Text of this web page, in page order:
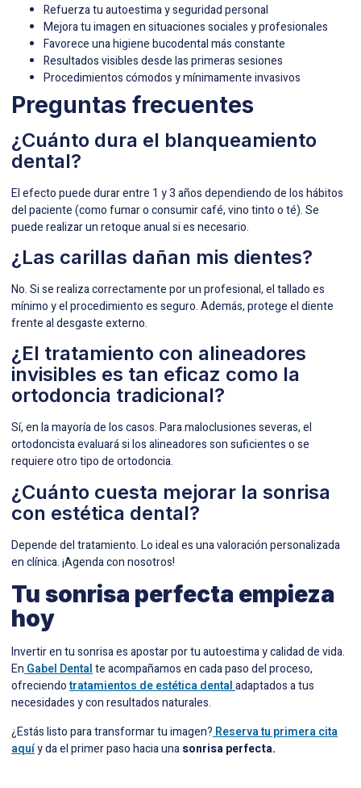
Refuerza tu autoestima y seguridad personal
Mejora tu imagen en situaciones sociales y profesionales
Favorece una higiene bucodental más constante
Resultados visibles desde las primeras sesiones
Procedimientos cómodos y mínimamente invasivos
Preguntas frecuentes
¿Cuánto dura el blanqueamiento
dental?
El efecto puede durar entre 1 y 3 años dependiendo de los hábitos
del paciente (como fumar o consumir café, vino tinto o té). Se
puede realizar un retoque anual si es necesario.
¿Las carillas dañan mis dientes?
No. Si se realiza correctamente por un profesional, el tallado es
mínimo y el procedimiento es seguro. Además, protege el diente
frente al desgaste externo.
¿El tratamiento con alineadores
invisibles es tan eficaz como la
ortodoncia tradicional?
Sí, en la mayoría de los casos. Para maloclusiones severas, el
ortodoncista evaluará si los alineadores son suficientes o se
requiere otro tipo de ortodoncia.
¿Cuánto cuesta mejorar la sonrisa
con estética dental?
Depende del tratamiento. Lo ideal es una valoración personalizada
en clínica. ¡Agenda con nosotros!
Tu sonrisa perfecta empieza
hoy
Invertir en tu sonrisa es apostar por tu autoestima y calidad de vida.
En Gabel Dentalte acompañamos en cada paso del proceso,
ofreciendotratamientos de estética dentaladaptados a tus
necesidades y con resultados naturales.
¿Estás listo para transformar tu imagen? Reserva tu primera cita
aquíy da el primer paso hacia unasonrisa perfecta.